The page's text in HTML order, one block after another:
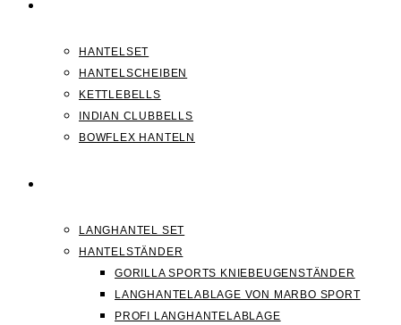
HANTELSET
HANTELSCHEIBEN
KETTLEBELLS
INDIAN CLUBBELLS
BOWFLEX HANTELN
LANGHANTEL SET
HANTELSTÄNDER
GORILLA SPORTS KNIEBEUGENSTÄNDER
LANGHANTELABLAGE VON MARBO SPORT
PROFI LANGHANTELABLAGE